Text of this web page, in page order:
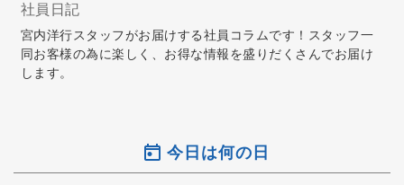
社員日記
宮内洋行スタッフがお届けする社員コラムです！スタッフ一
同お客様の為に楽しく、お得な情報を盛りだくさんでお届け
します。
今日は何の日